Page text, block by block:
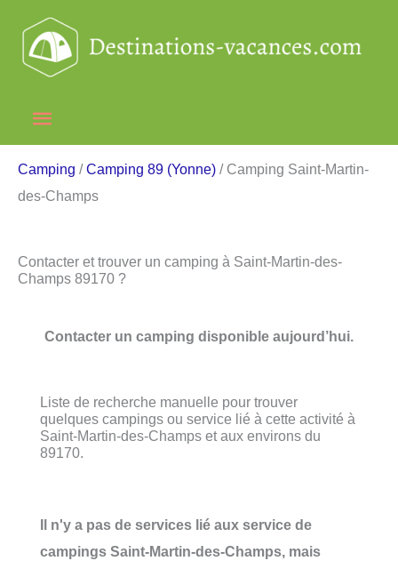
contenu
Menu
principal
Camping /Camping 89 (Yonne) / Camping Saint-Martin-
des-Champs
Contacter et trouver un camping à Saint-Martin-des-
Champs 89170 ?
Contacter un camping disponible aujourd’hui.
Liste de recherche manuelle pour trouver
quelques campings ou service lié à cette activité à
Saint-Martin-des-Champs et aux environs du
89170.
Il n'y a pas de services lié aux service de
campings Saint-Martin-des-Champs, mais